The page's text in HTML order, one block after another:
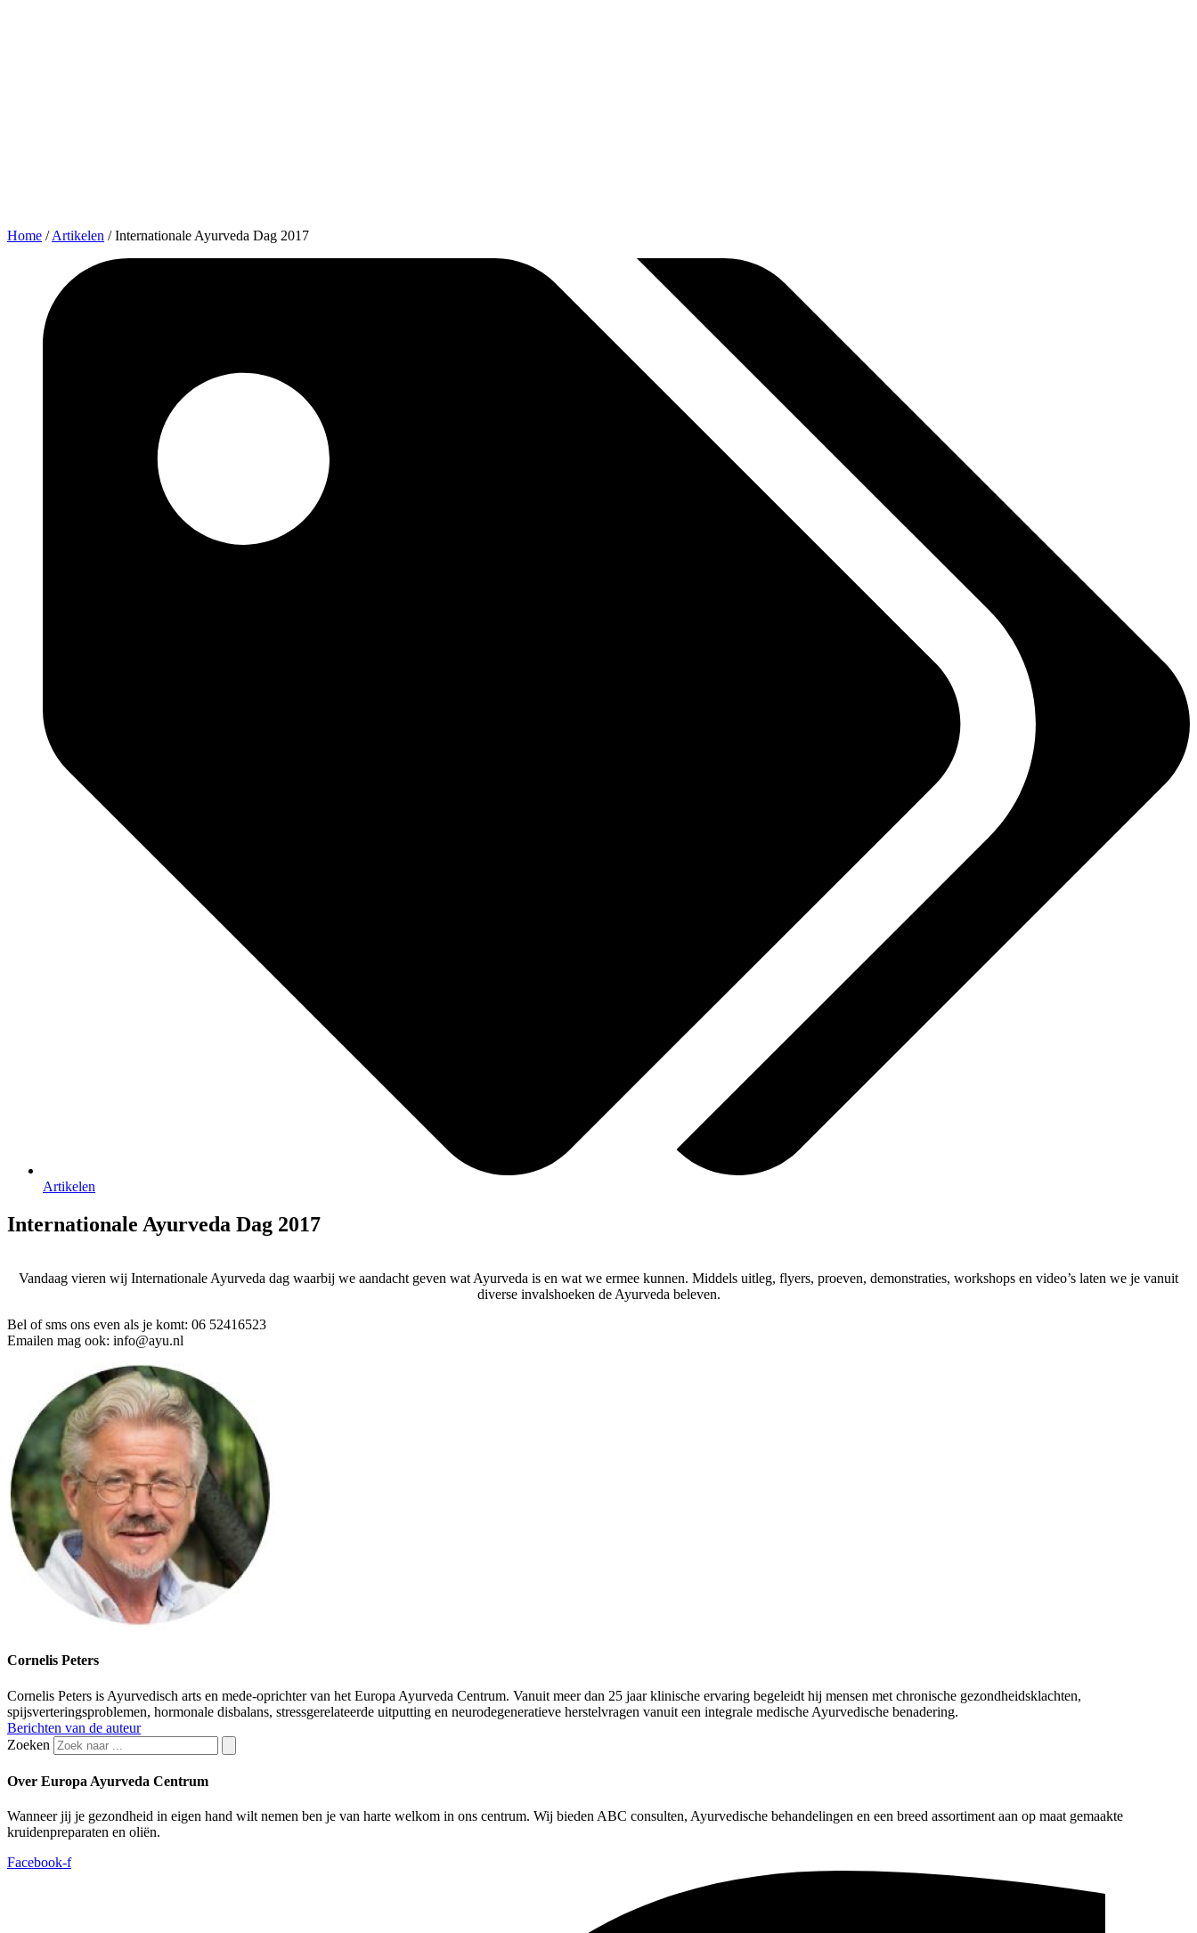
Home /Artikelen /Internationale Ayurveda Dag 2017
Artikelen
Internationale Ayurveda Dag 2017
Vandaag vieren wij Internationale Ayurveda dag waarbij we aandacht geven wat Ayurveda is en wat we ermee kunnen. Middels uitleg, flyers, proeven, demonstraties, workshops en video’s laten we je vanuit
diverse invalshoeken de Ayurveda beleven.
Bel of sms ons even als je komt: 06 52416523
Emailen mag ook: info@ayu.nl
Cornelis Peters
Cornelis Peters is Ayurvedisch arts en mede-oprichter van het Europa Ayurveda Centrum. Vanuit meer dan 25 jaar klinische ervaring begeleidt hij mensen met chronische gezondheidsklachten,
spijsverteringsproblemen, hormonale disbalans, stressgerelateerde uitputting en neurodegeneratieve herstelvragen vanuit een integrale medische Ayurvedische benadering.
Berichten van de auteur
Zoeken
Over Europa Ayurveda Centrum
Wanneer jij je gezondheid in eigen hand wilt nemen ben je van harte welkom in ons centrum. Wij bieden ABC consulten, Ayurvedische behandelingen en een breed assortiment aan op maat gemaakte
kruidenpreparaten en oliën.
Facebook-f